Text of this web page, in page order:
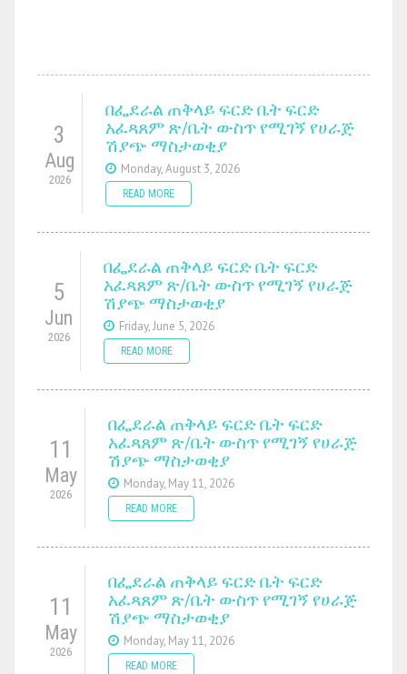
3
Aug
2026
በፌደራል ጠቅላይ ፍርድ ቤት ፍርድ
አፈጻጸም ጽ/ቤት ውስጥ የሚገኝ የሀራጅ
ሽያጭ ማስታወቂያ
Monday, August 3, 2026
READ MORE
5
Jun
2026
በፌደራል ጠቅላይ ፍርድ ቤት ፍርድ
አፈጻጸም ጽ/ቤት ውስጥ የሚገኝ የሀራጅ
ሽያጭ ማስታወቂያ
Friday, June 5, 2026
READ MORE
11
May
2026
በፌደራል ጠቅላይ ፍርድ ቤት ፍርድ
አፈጻጸም ጽ/ቤት ውስጥ የሚገኝ የሀራጅ
ሽያጭ ማስታወቂያ
Monday, May 11, 2026
READ MORE
11
May
2026
በፌደራል ጠቅላይ ፍርድ ቤት ፍርድ
አፈጻጸም ጽ/ቤት ውስጥ የሚገኝ የሀራጅ
ሽያጭ ማስታወቂያ
Monday, May 11, 2026
READ MORE